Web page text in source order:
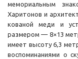
мемориальным
Харитонов и
кованой меди и
размером — 8×13
имеет высоту 6,3
воспоминаниями о